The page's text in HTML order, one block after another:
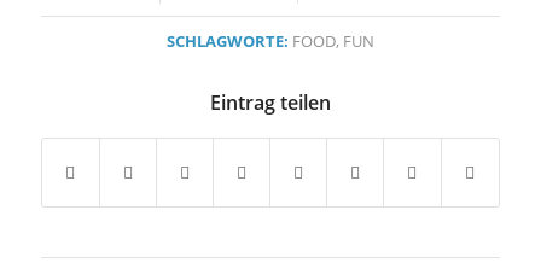
SCHLAGWORTE: FOOD, FUN
Eintrag teilen